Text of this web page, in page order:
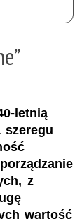
letnią
szeregu
z
wartość